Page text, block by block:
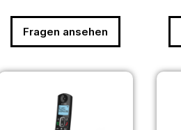
Fragen ansehen